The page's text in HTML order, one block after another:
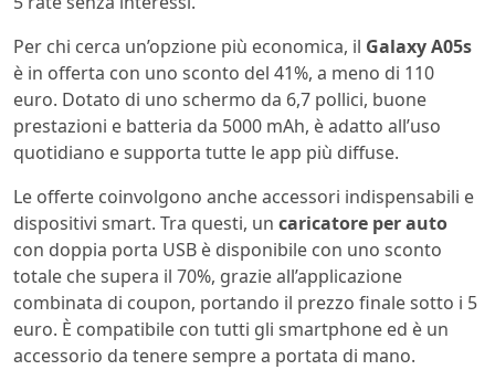
Per chi cerca un’opzione più economica, il Galaxy A05s
è in offerta con uno sconto del 41%, a meno di 110
euro. Dotato di uno schermo da 6,7 pollici, buone
prestazioni e batteria da 5000 mAh, è adatto all’uso
quotidiano e supporta tutte le app più diffuse.
Le offerte coinvolgono anche accessori indispensabili e
dispositivi smart. Tra questi, un caricatore per auto
con doppia porta USB è disponibile con uno sconto
totale che supera il 70%, grazie all’applicazione
combinata di coupon, portando il prezzo finale sotto i 5
euro. È compatibile con tutti gli smartphone ed è un
accessorio da tenere sempre a portata di mano.